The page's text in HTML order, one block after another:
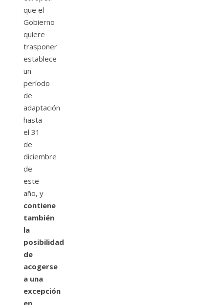
que el
Gobierno
quiere
trasponer
establece
un
período
de
adaptación
hasta
el 31
de
diciembre
de
este
año, y
contiene
también
la
posibilidad
de
acogerse
a una
excepción